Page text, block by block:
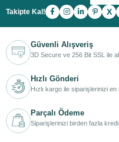
Takipte Kal! X
Güvenli Alışveriş
3D Secure ve 256 Bit SSL ile
Hızlı Gönderi
Hızlı kargo ile siparişlerinizi en
Parçalı Ödeme
Siparişlerinizi birden fazla kredi